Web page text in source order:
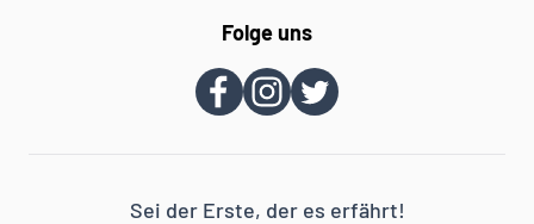
Folge uns
Sei der Erste, der es erfährt!